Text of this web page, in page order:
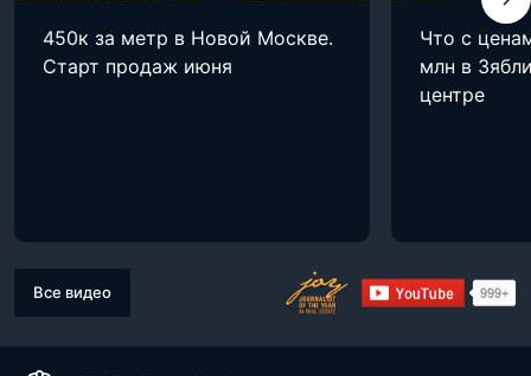
450к за метр в Новой Москве.
Старт продаж июня
Что с
млн в
центре
Все видео